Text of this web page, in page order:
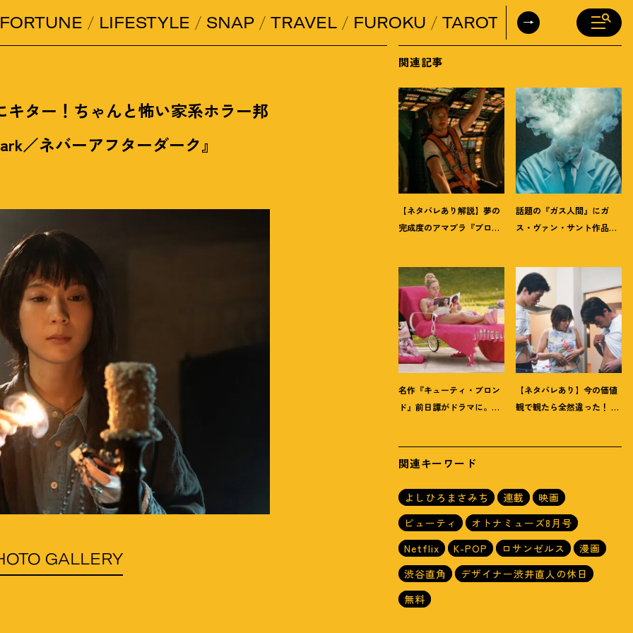
FORTUNE LIFESTYLE SNAP TRAVEL FUROKU TAROT DAILY
キター ！ ちゃんと怖い家系ホラー邦
／ネバーアフターダーク』
GALLERY
関連記事
【ネタバレあり解説】夢の
完成度のアマプラ『プロ
話題の『ガス人間』にガ
ス・ヴァン・サント作品
名作『キューティ・ブロン
ド』前日譚がドラマに。
ビュー
【ネタバレあり】今の価値
観で観たら全然違った ！ あ
関連キーワード
よしひろまさみち 連載
映画
ビューティ
オトナミューズ8月号
Netflix
K-POP ロサンゼルス
漫画
渋谷直角
デザイナー渋井直人の休日
無料